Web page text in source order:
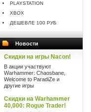
PLAYSTATION
XBOX
ДЕШЕВЛЕ 100 РУБ
Новости
Скидки на игры Nacon!
В акции участвуют
Warhammer: Chaosbane,
Welcome to ParadiZe и
другие игры
Скидки на Warhammer
40,000: Rogue Trader!